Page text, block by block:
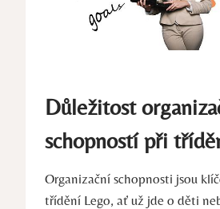
Důležitost
schopností při
Organizační schopnosti jsou
⁤třídění Lego, ať už jde o děti